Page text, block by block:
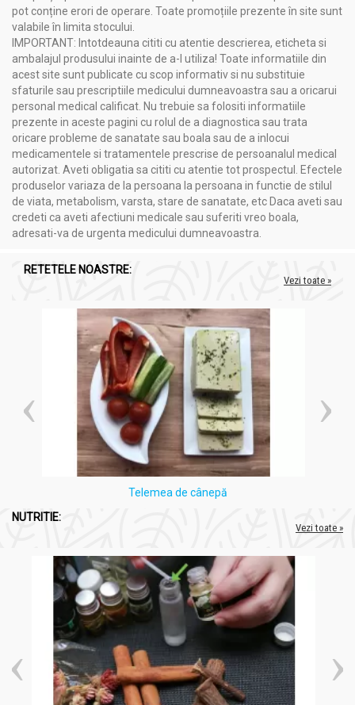
pot conține erori de operare. Toate promoțiile prezente în site sunt
valabile în limita stocului.
IMPORTANT: Intotdeauna cititi cu atentie descrierea, eticheta si
ambalajul produsului inainte de a-l utiliza! Toate informatiile din
acest site sunt publicate cu scop informativ si nu substituie
sfaturile sau prescriptiile medicului dumneavoastra sau a oricarui
personal medical calificat. Nu trebuie sa folositi informatiile
prezente in aceste pagini cu rolul de a diagnostica sau trata
oricare probleme de sanatate sau boala sau de a inlocui
medicamentele si tratamentele prescrise de persoanalul medical
autorizat. Aveti obligatia sa cititi cu atentie tot prospectul. Efectele
produselor variaza de la persoana la persoana in functie de stilul
de viata, metabolism, varsta, stare de sanatate, etc Daca aveti sau
credeti ca aveti afectiuni medicale sau suferiti vreo boala,
adresati-va de urgenta medicului dumneavoastra.
RETETELE NOASTRE:
Vezi toate »
Telemea de cânepă
NUTRITIE:
Vezi toate »